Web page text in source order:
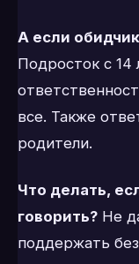
А если
Подросток с 14
все. Также
родители.
Что делать,
говорить? Не
поддержать